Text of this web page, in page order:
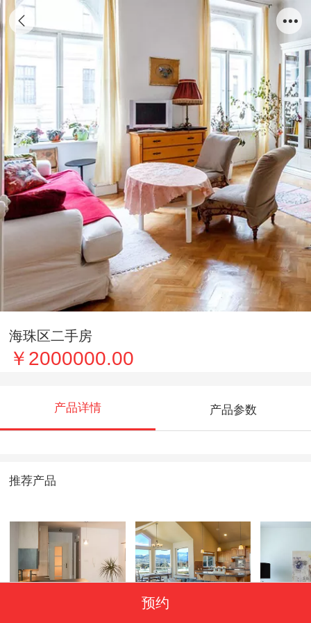
海珠区二手房
￥2000000.00
产品详情 产品参数
推荐产品
海珠区商铺
预约